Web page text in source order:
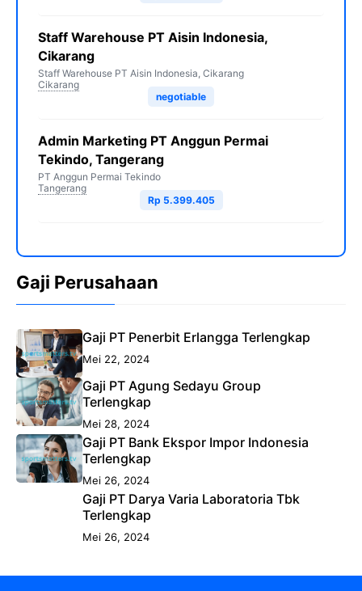
Staff Warehouse PT Aisin Indonesia,
Cikarang
Staff Warehouse PT Aisin Indonesia, Cikarang
Cikarang
negotiable
Admin Marketing PT Anggun Permai
Tekindo, Tangerang
PT Anggun Permai Tekindo
Tangerang
Rp 5.399.405
Gaji Perusahaan
Gaji PT Penerbit Erlangga Terlengkap
Mei 22, 2024
Gaji PT Agung Sedayu Group
Terlengkap
Mei 28, 2024
Gaji PT Bank Ekspor Impor Indonesia
Terlengkap
Mei 26, 2024
Gaji PT Darya Varia Laboratoria Tbk
Terlengkap
Mei 26, 2024